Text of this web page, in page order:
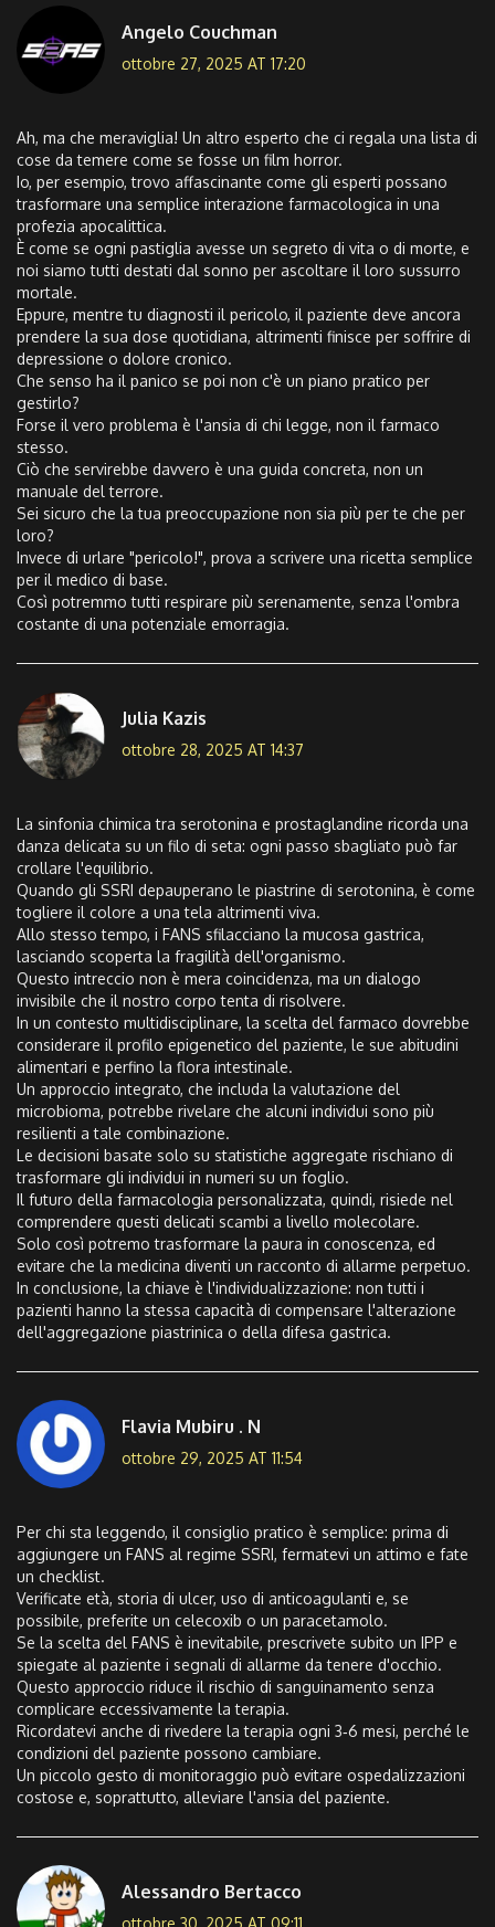
Angelo Couchman
ottobre 27, 2025 AT 17:20
Ah, ma che meraviglia! Un altro esperto che ci regala una lista di
cose da temere come se fosse un film horror.
Io, per esempio, trovo affascinante come gli esperti possano
trasformare una semplice interazione farmacologica in una
profezia apocalittica.
È come se ogni pastiglia avesse un segreto di vita o di morte, e
noi siamo tutti destati dal sonno per ascoltare il loro sussurro
mortale.
Eppure, mentre tu diagnosti il pericolo, il paziente deve ancora
prendere la sua dose quotidiana, altrimenti finisce per soffrire di
depressione o dolore cronico.
Che senso ha il panico se poi non c'è un piano pratico per
gestirlo?
Forse il vero problema è l'ansia di chi legge, non il farmaco
stesso.
Ciò che servirebbe davvero è una guida concreta, non un
manuale del terrore.
Sei sicuro che la tua preoccupazione non sia più per te che per
loro?
Invece di urlare "pericolo!", prova a scrivere una ricetta semplice
per il medico di base.
Così potremmo tutti respirare più serenamente, senza l'ombra
costante di una potenziale emorragia.
Julia Kazis
ottobre 28, 2025 AT 14:37
La sinfonia chimica tra serotonina e prostaglandine ricorda una
danza delicata su un filo di seta: ogni passo sbagliato può far
crollare l'equilibrio.
Quando gli SSRI depauperano le piastrine di serotonina, è come
togliere il colore a una tela altrimenti viva.
Allo stesso tempo, i FANS sfilacciano la mucosa gastrica,
lasciando scoperta la fragilità dell'organismo.
Questo intreccio non è mera coincidenza, ma un dialogo
invisibile che il nostro corpo tenta di risolvere.
In un contesto multidisciplinare, la scelta del farmaco dovrebbe
considerare il profilo epigenetico del paziente, le sue abitudini
alimentari e perfino la flora intestinale.
Un approccio integrato, che includa la valutazione del
microbioma, potrebbe rivelare che alcuni individui sono più
resilienti a tale combinazione.
Le decisioni basate solo su statistiche aggregate rischiano di
trasformare gli individui in numeri su un foglio.
Il futuro della farmacologia personalizzata, quindi, risiede nel
comprendere questi delicati scambi a livello molecolare.
Solo così potremo trasformare la paura in conoscenza, ed
evitare che la medicina diventi un racconto di allarme perpetuo.
In conclusione, la chiave è l'individualizzazione: non tutti i
pazienti hanno la stessa capacità di compensare l'alterazione
dell'aggregazione piastrinica o della difesa gastrica.
Flavia Mubiru . N
ottobre 29, 2025 AT 11:54
Per chi sta leggendo, il consiglio pratico è semplice: prima di
aggiungere un FANS al regime SSRI, fermatevi un attimo e fate
un checklist.
Verificate età, storia di ulcer, uso di anticoagulanti e, se
possibile, preferite un celecoxib o un paracetamolo.
Se la scelta del FANS è inevitabile, prescrivete subito un IPP e
spiegate al paziente i segnali di allarme da tenere d'occhio.
Questo approccio riduce il rischio di sanguinamento senza
complicare eccessivamente la terapia.
Ricordatevi anche di rivedere la terapia ogni 3‑6 mesi, perché le
condizioni del paziente possono cambiare.
Un piccolo gesto di monitoraggio può evitare ospedalizzazioni
costose e, soprattutto, alleviare l'ansia del paziente.
Alessandro Bertacco